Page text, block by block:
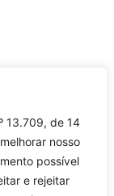
13.709, de 14
nosso
possível
e rejeitar